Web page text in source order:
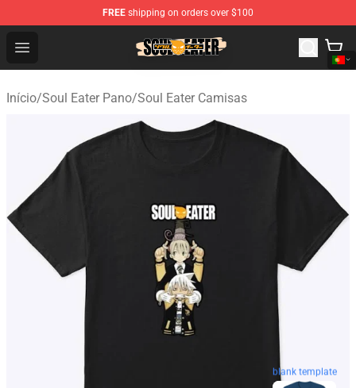
FREE shipping on orders over $100
Open menu
Soul Eater Store - Official Soul Eater Merchandise Shop
Início/Soul Eater Pano/Soul Eater Camisas
blank template